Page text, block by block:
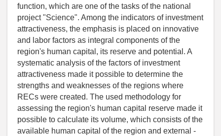
function, which are one of the tasks of the national
project "Science". Among the indicators of investment
attractiveness, the emphasis is placed on innovative
and labor factors as integral components of the
region's human capital, its reserve and potential. A
systematic analysis of the factors of investment
attractiveness made it possible to determine the
strengths and weaknesses of the regions where
RECs were created. The used methodology for
assessing the region's human capital reserve made it
possible to calculate its volume, which consists of the
available human capital of the region and external -